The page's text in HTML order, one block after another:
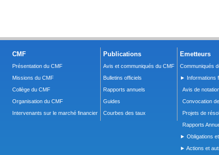
CMF
Présentation du CMF
Missions du CMF
Collège du CMF
Organisation du CMF
Intervenants sur le marché financier
Publications
Avis et communiqués du CMF
Bulletins officiels
Rapports annuels
Guides
Courbes des taux
Emetteurs
Communiqués
► Informations
Avis de
Convocation
Projets de
Rapports
► Obligations
► Actions et